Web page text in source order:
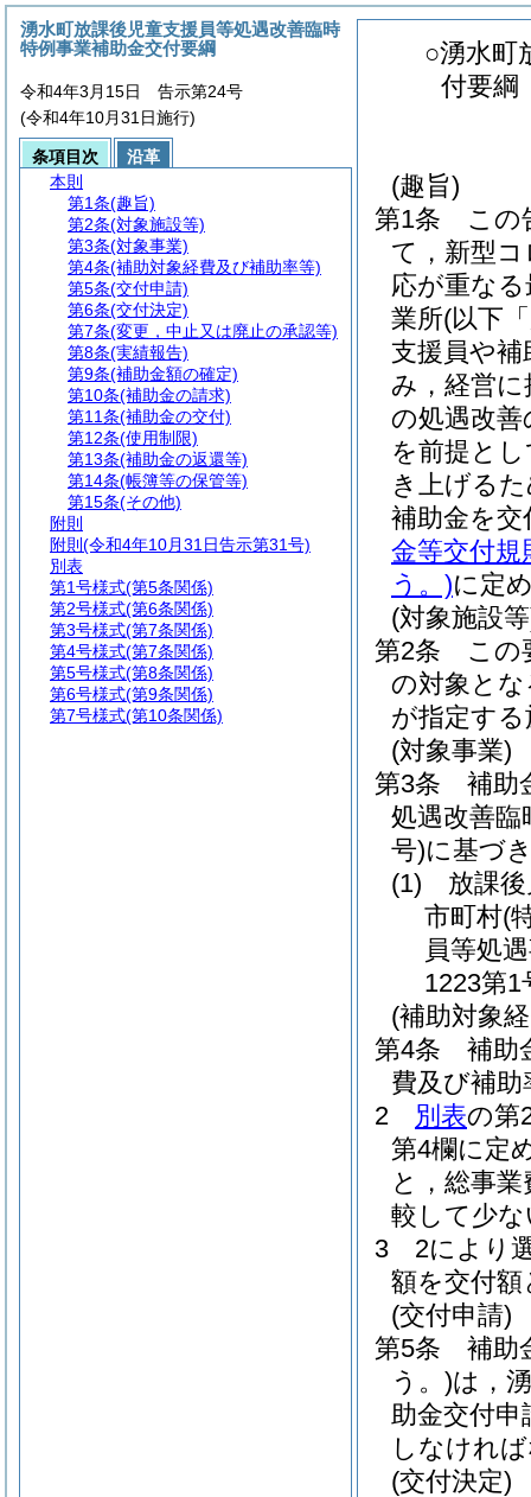
○湧水町
付要綱
(趣旨)
第1条
この
て，新型
応が重な
業所(以下
支援員や
み，経営
の処遇改
を前提と
き上げる
補助金を
金等交付規
う。)に定
(対象施設
第2条
この
の対象と
が指定す
(対象事業)
第3条
補助
処遇改善臨
号)に基づ
(1)
放課
市町村(
員等処
1223第1
(補助対象
第4条
補助
費及び補助
2
別表の第
第4欄に定
と，総事
較して少
3
2により
額を交付
(交付申請)
第5条
補助
う。)は，
助金交付申
しなけれ
(交付決定)
湧水町放課後児童支援員等処遇改善臨時
特例事業補助金交付要綱
令和4年3月15日 告示第24号
(令和4年10月31日施行)
条項目次
沿革
本則
第1条(趣旨)
第2条(対象施設等)
第3条(対象事業)
第4条(補助対象経費及び補助率等)
第5条(交付申請)
第6条(交付決定)
第7条(変更，中止又は廃止の承認等)
第8条(実績報告)
第9条(補助金額の確定)
第10条(補助金の請求)
第11条(補助金の交付)
第12条(使用制限)
第13条(補助金の返還等)
第14条(帳簿等の保管等)
第15条(その他)
附則
附則 (令和4年10月31日告示第31号)
別表
第1号様式(第5条関係)
第2号様式(第6条関係)
第3号様式(第7条関係)
第4号様式(第7条関係)
第5号様式(第8条関係)
第6号様式(第9条関係)
第7号様式(第10条関係)